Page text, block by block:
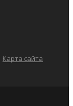
Карта сайта